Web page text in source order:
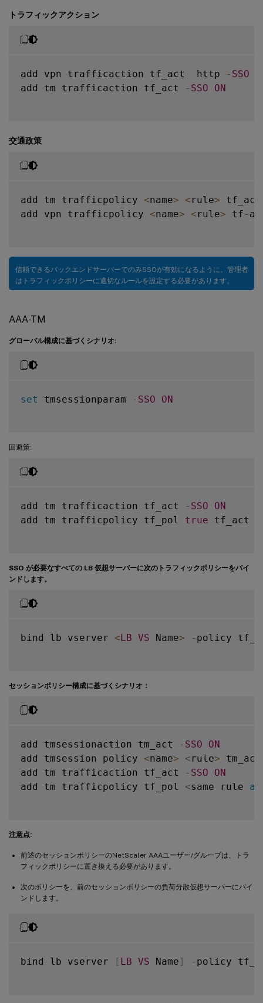
トラフィックアクション
add vpn trafficaction tf_act  http - SSO
add tm trafficaction tf_act
- SSO ON
交通政策
add tm trafficpolicy <name> < rule> tf_act
add vpn trafficpolicy <name> < rule> tf -
信頼できるバックエンドサーバーでのみSSOが有効になるように、管理者
はトラフィックポリシーに適切なルールを設定する必要があります。
AAA-TM
グローバル構成に基づくシナリオ:
set tmsessionparam - SSO ON
回避策:
add tm trafficaction tf_act - SSO
ON
add tm trafficpolicy tf_pol true tf_act
SSO が必要なすべての LB 仮想サーバーに次のトラフィックポリシーをバイ
ンドします。
bind lb vserver <LB VS Name> - policy
セッションポリシー構成に基づくシナリオ：
add tmsessionaction tm_act - SSO
ON
add tmsession policy <name> < rule> tm_act
add tm trafficaction tf_act
- SSO
ON
add tm trafficpolicy tf_pol <same rule as
注意点:
前述のセッションポリシーのNetScaler AAAユーザー/グループは、トラ
フィックポリシーに置き換える必要があります。
次のポリシーを、前のセッションポリシーの負荷分散仮想サーバーにバイ
ンドします。
bind lb vserver [ LB VS Name ] - policy